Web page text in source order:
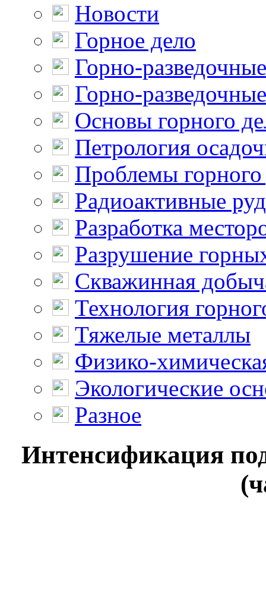
Новости
Горное дело
Горно-
Горно-
Основы горного
Петрология
Проблемы горного
Радиоактивные
Разработка
Разрушение
Скважинная
Технология
Тяжелые металлы
Физико-
Экологические
Разное
Интенсификация